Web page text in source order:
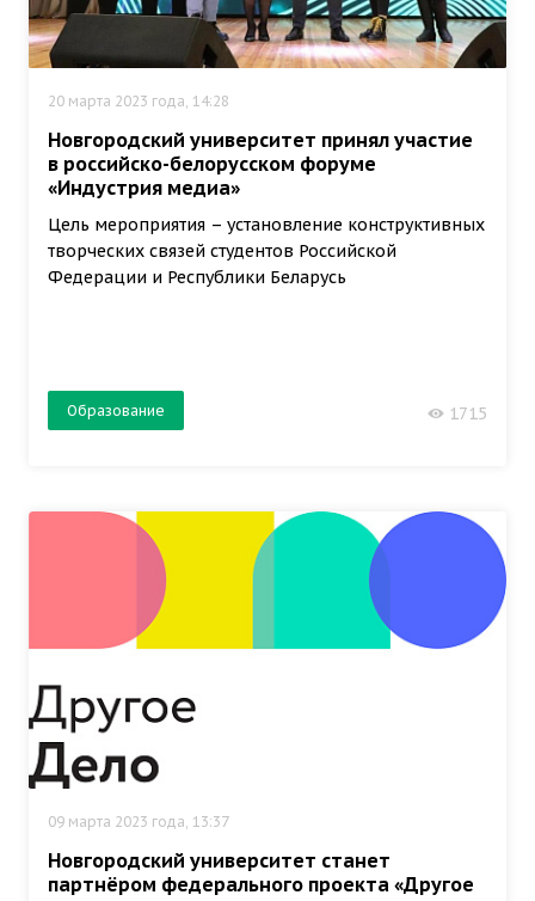
20 марта 2023 года, 14:28
Новгородский университет принял участие
в российско-белорусском форуме
«Индустрия медиа»
Цель мероприятия – установление конструктивных
творческих связей студентов Российской
Федерации и Республики Беларусь
Образование 1715
09 марта 2023 года, 13:37
Новгородский университет станет
партнёром федерального проекта «Другое